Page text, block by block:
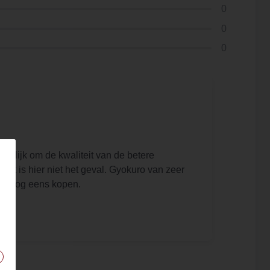
om de kwaliteit van de betere
is hier niet het geval. Gyokuro van zeer
nog eens kopen.